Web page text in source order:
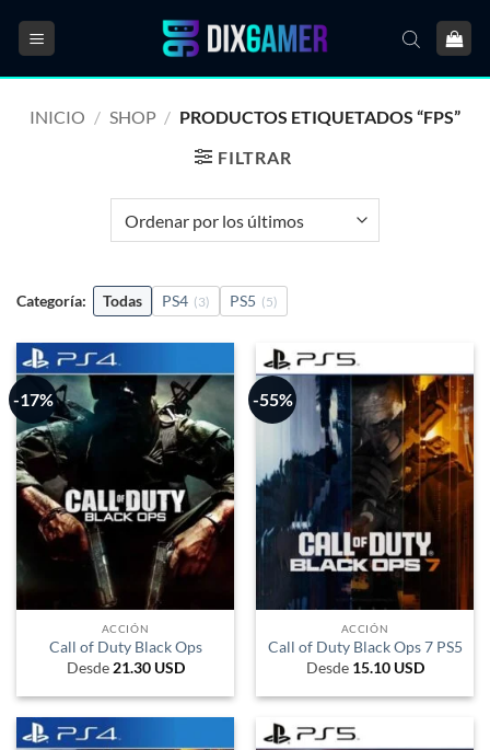
INICIO / SHOP / PRODUCTOS ETIQUETADOS “FPS”
FILTRAR
Categoría: Todas PS4 (3) PS5 (5)
-17%
ACCIÓN
Call of Duty Black Ops
Desde 21.30 USD
-55%
ACCIÓN
Call of Duty Black Ops 7 PS5
Desde 15.10 USD